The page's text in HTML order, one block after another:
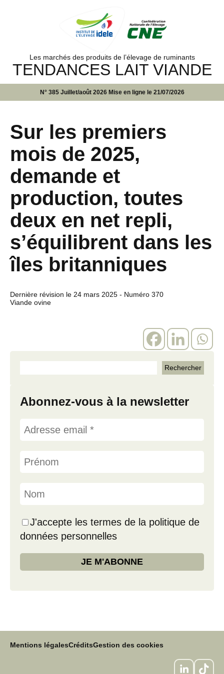
Les marchés des produits de l’élevage de ruminants
TENDANCES LAIT VIANDE
N° 385 Juillet/août 2026 Mise en ligne le 21/07/2026
Sur les premiers
mois de 2025,
demande et
production, toutes
deux en net repli,
s’équilibrent dans les
îles britanniques
Dernière révision le 24 mars 2025 - Numéro 370
Viande ovine
Abonnez-vous à la newsletter
J'accepte les termes de la politique de
données personnelles
Mentions légalesCréditsGestion des cookies